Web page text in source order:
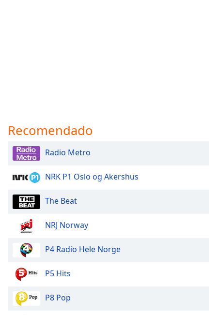
Recomendado
Radio Metro
NRK P1 Oslo og Akershus
The Beat
NRJ Norway
P4 Radio Hele Norge
P5 Hits
P8 Pop